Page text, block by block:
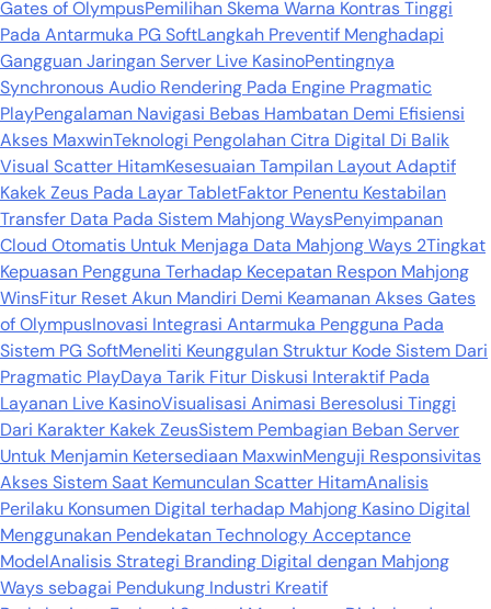
Gates of OlympusPemilihan Skema Warna Kontras Tinggi
Pada Antarmuka PG SoftLangkah Preventif Menghadapi
Gangguan Jaringan Server Live KasinoPentingnya
Synchronous Audio Rendering Pada Engine Pragmatic
PlayPengalaman Navigasi Bebas Hambatan Demi Efisiensi
Akses MaxwinTeknologi Pengolahan Citra Digital Di Balik
Visual Scatter HitamKesesuaian Tampilan Layout Adaptif
Kakek Zeus Pada Layar TabletFaktor Penentu Kestabilan
Transfer Data Pada Sistem Mahjong WaysPenyimpanan
Cloud Otomatis Untuk Menjaga Data Mahjong Ways 2Tingkat
Kepuasan Pengguna Terhadap Kecepatan Respon Mahjong
WinsFitur Reset Akun Mandiri Demi Keamanan Akses Gates
of OlympusInovasi Integrasi Antarmuka Pengguna Pada
Sistem PG SoftMeneliti Keunggulan Struktur Kode Sistem Dari
Pragmatic PlayDaya Tarik Fitur Diskusi Interaktif Pada
Layanan Live KasinoVisualisasi Animasi Beresolusi Tinggi
Dari Karakter Kakek ZeusSistem Pembagian Beban Server
Untuk Menjamin Ketersediaan MaxwinMenguji Responsivitas
Akses Sistem Saat Kemunculan Scatter HitamAnalisis
Perilaku Konsumen Digital terhadap Mahjong Kasino Digital
Menggunakan Pendekatan Technology Acceptance
ModelAnalisis Strategi Branding Digital dengan Mahjong
Ways sebagai Pendukung Industri Kreatif